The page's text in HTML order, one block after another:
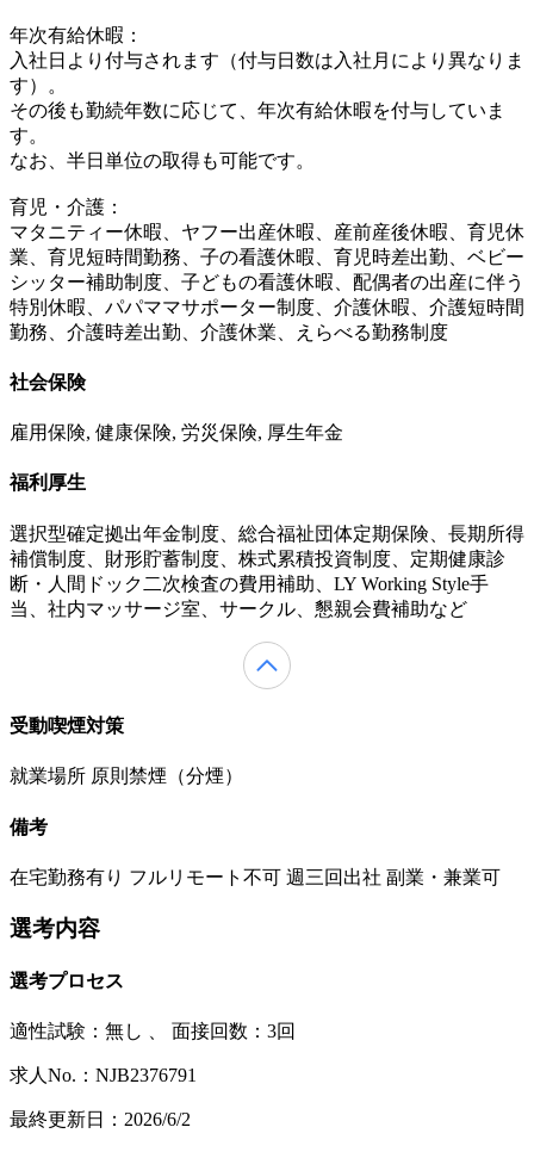
年次有給休暇：
入社日より付与されます（付与日数は入社月により異なりま
す）。
その後も勤続年数に応じて、年次有給休暇を付与していま
す。
なお、半日単位の取得も可能です。
育児・介護：
マタニティー休暇、ヤフー出産休暇、産前産後休暇、育児休
業、育児短時間勤務、子の看護休暇、育児時差出勤、ベビー
シッター補助制度、子どもの看護休暇、配偶者の出産に伴う
特別休暇、パパママサポーター制度、介護休暇、介護短時間
勤務、介護時差出勤、介護休業、えらべる勤務制度
社会保険
雇用保険, 健康保険, 労災保険, 厚生年金
福利厚生
選択型確定拠出年金制度、総合福祉団体定期保険、長期所得
補償制度、財形貯蓄制度、株式累積投資制度、定期健康診
断・人間ドック二次検査の費用補助、LY Working Style手
当、社内マッサージ室、サークル、懇親会費補助など
受動喫煙対策
就業場所 原則禁煙（分煙）
備考
在宅勤務有り フルリモート不可 週三回出社 副業・兼業可
選考内容
選考プロセス
適性試験： 無し 面接回数：3回
求人No.：NJB2376791
最終更新日：2026/6/2